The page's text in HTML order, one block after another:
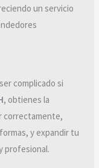
un servicio
complicado si
, obtienes la
correctamente,
y expandir tu
profesional.